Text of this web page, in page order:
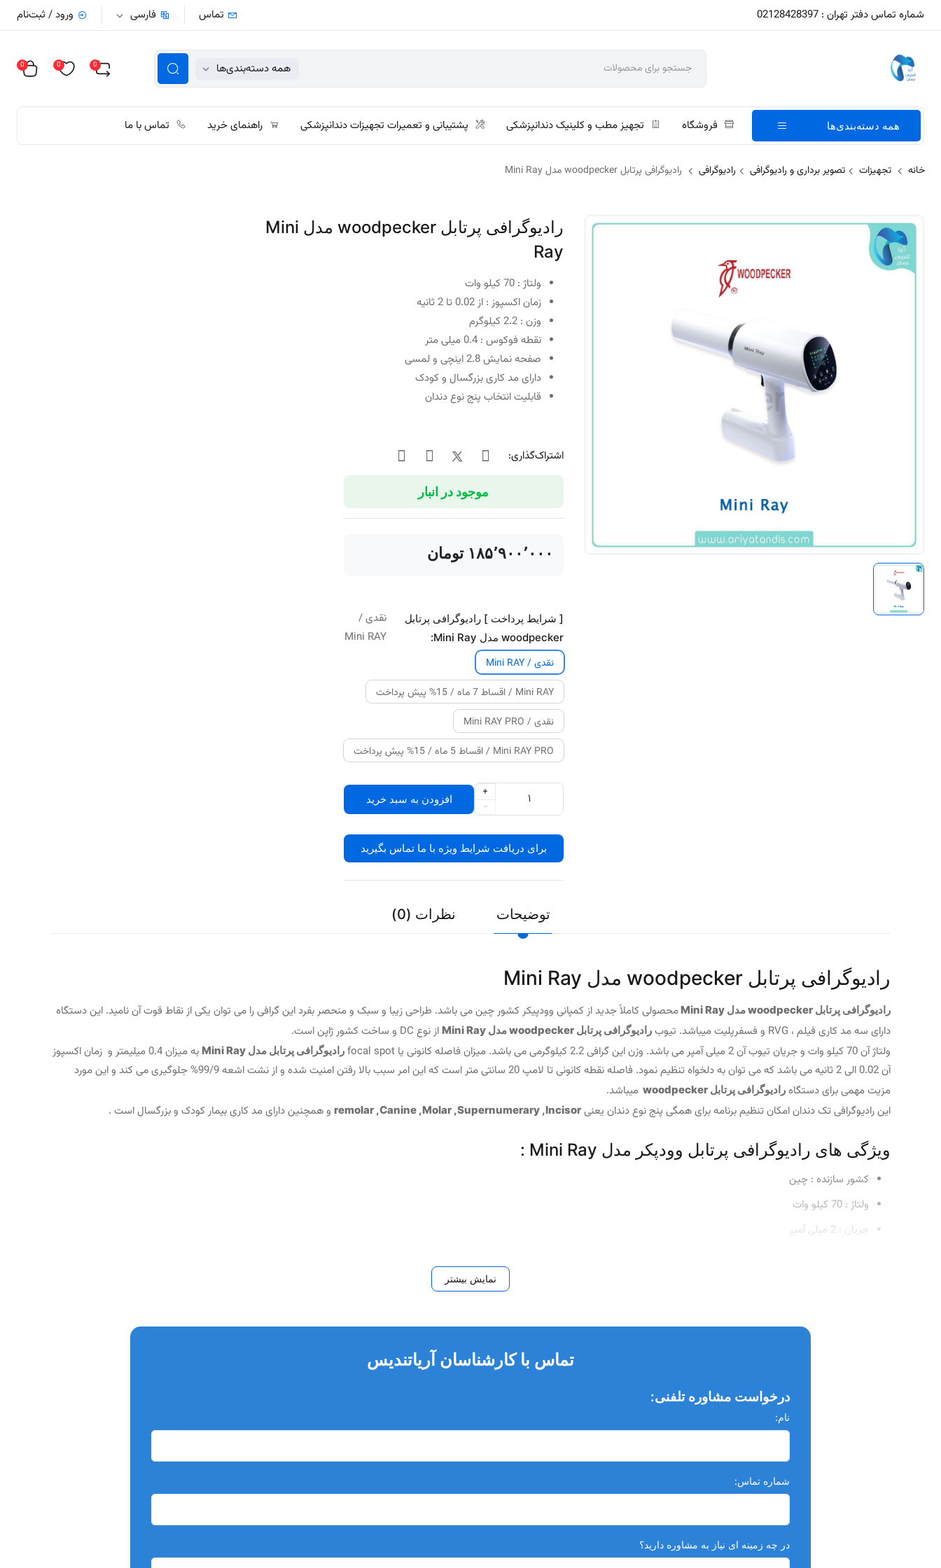
شماره تماس دفتر تهران : 02128428397 تماس فارسی ورود / ثبت‌نام
همه دسته‌بندی‌ها 0
0
0
همه دسته‌بندی‌ها فروشگاه تجهیز مطب و کلینیک دندانپزشکی پشتیبانی و تعمیرات تجهیزات دندانپزشکی راهنمای خرید تماس با ما
خانه تجهیزات تصویر برداری و رادیوگرافی رادیوگرافی رادیوگرافی پرتابل woodpecker مدل Mini Ray
رادیوگرافی پرتابل woodpecker مدل Mini
Ray
ولتاژ : 70 کیلو وات
زمان اکسپوز : از 0.02 تا 2 ثانیه
وزن : 2.2 کیلوگرم
نقطه فوکوس : 0.4 میلی متر
صفحه نمایش 2.8 اینچی و لمسی
دارای مد کاری بزرگسال و کودک
قابلیت انتخاب پنج نوع دندان
اشتراک‌گذاری:
موجود در انبار
‎ ۱۸۵٬۹۰۰٬۰۰۰تومان
[ شرایط پرداخت ] رادیوگرافی پرتابل
woodpecker مدل Mini Ray:
نقدی /
Mini RAY
نقدی / Mini RAY
Mini RAY / اقساط 7 ماه / 15% پیش پرداخت
نقدی / Mini RAY PRO
Mini RAY PRO / اقساط 5 ماه / 15% پیش پرداخت
-
+ افزودن به سبد خرید
برای دریافت شرایط ویژه با ما تماس بگیرید
توضیحات نظرات (0)
رادیوگرافی پرتابل woodpecker مدل Mini Ray
رادیوگرافی پرتابل woodpecker مدل Mini Ray
محصولی کاملاً جدید از کمپانی وودپیکر کشور چین می باشد. طراحی زیبا و سبک و منحصر بفرد این گرافی را می توان یکی از نقاط قوت آن نامید. این دستگاه
دارای سه مد کاری فیلم ، RVG و فسفرپلیت میباشد. تیوب
رادیوگرافی پرتابل woodpecker مدل Mini Ray
از نوع DC و ساخت کشور ژاپن است.
ولتاژ آن 70 کیلو وات و جریان تیوب آن 2 میلی آمپر می باشد. وزن این گرافی 2.2 کیلوگرمی می باشد. میزان فاصله کانونی یا focal spot
رادیوگرافی پرتابل مدل Mini Ray
به میزان 0.4 میلیمتر و زمان اکسپوز
آن 0.02 الی 2 ثانیه می باشد که می توان به دلخواه تنظیم نمود. فاصله نقطه کانونی تا لامپ 20 سانتی متر است که این امر سبب بالا رفتن امنیت شده و از نشت اشعه 99/9% جلوگیری می کند و این مورد
مزیت مهمی برای دستگاهرادیوگرافی پرتابل woodpecker
میباشد.
این رادیوگرافی تک دندان امکان تنظیم برنامه برای همگی پنج نوع دندان یعنیremolar ,Canine ,Molar ,Supernumerary ,Incisor و همچنین دارای مد کاری بیمار کودک و بزرگسال است .
ویژگی های رادیوگرافی پرتابل وودپکر مدل Mini Ray :
کشور سازنده : چین
ولتاژ : 70 کیلو وات
جریان : 2 میلی آمپر
نقطه فوکوس : 0.4 میلی متر
دارای مد کاری بزرگسال و کودک
قابلیت انتخاب پنج نوع دندان
نمایش بیشتر
تماس با کارشناسان آریاتندیس
درخواست مشاوره تلفنی:
نام:
شماره تماس:
در چه زمینه ای نیاز به مشاوره دارید؟